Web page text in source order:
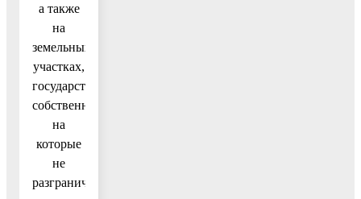
а также
на
земельных
участках,
государственная
собственность
на
которые
не
разграничена,